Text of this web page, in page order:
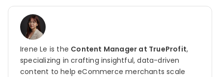
Irene Le is the Content Manager at TrueProfit,
specializing in crafting insightful, data-driven
content to help eCommerce merchants scale